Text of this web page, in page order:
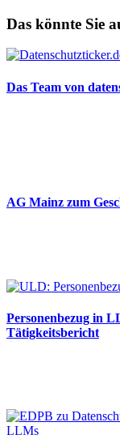
Das könnte Sie
Das Team von
AG Mainz zum
Personenbezug in
Tätigkeitsbericht